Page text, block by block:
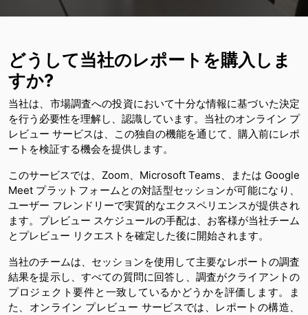
どうして当社のレポートを購入しま
すか?
当社は、市場調査への投資において十分な情報に基づいた決定
を行う必要性を理解し、認識しています。当社のオンライン プ
レビュー サービスは、この独自の機能を通じて、購入前にレポ
ートを検証する機会を提供します。
このサービスでは、Zoom、Microsoft Teams、または Google
Meet プラットフォームとの対話型セッションが可能になり、
ユーザー フレンドリーで実質的なエクスペリエンスが提供され
ます。プレビュー スケジュールの手配は、お客様が当社チーム
とプレビュー リクエストを確定した後に開始されます。
当社のチームは、セッションを使用して主要なレポートの調査
結果を提示し、すべての質問に回答し、調査がクライアントの
プロジェクト要件と一致しているかどうかを評価します。ま
た、オンライン プレビュー サービスでは、レポートの構造、